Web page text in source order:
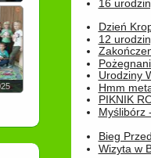
16
Dzień
12
Urodziny
Hmm
PIKNIK
Myślibórz
Bieg
Wizyta w